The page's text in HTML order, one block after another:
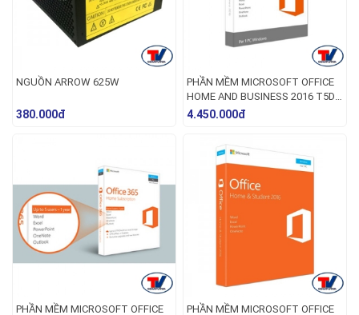
NGUỒN ARROW 625W
380.000đ
PHẦN MỀM MICROSOFT OFFICE
HOME AND BUSINESS 2016 T5D-
02695
4.450.000đ
PHẦN MỀM MICROSOFT OFFICE PHẦN MỀM MICROSOFT OFFICE